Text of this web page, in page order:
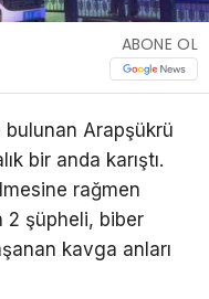
ABONE OL
bulunan Arapşükrü
bir anda karıştı.
rağmen
2 şüpheli, biber
kavga anları